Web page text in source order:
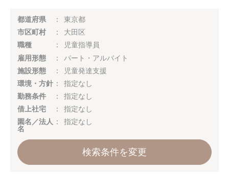
都道府県
東京都
市区町村
大田区
職種
児童指導員
雇用形態
パート・アルバイト
施設形態
児童発達支援
環境・方針
指定なし
勤務条件
指定なし
借上社宅
指定なし
園名／法人
名
指定なし
検索条件を変更